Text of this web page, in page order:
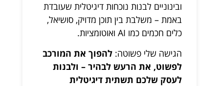
ובינוניים לבנות נוכחות דיגיטלית שעובדת
באמת – משלבת בין תוכן מדויק, סושיאל,
כלים חכמים כמו AI ואוטומציות.
הגישה שלי פשוטה: להפוך את המורכב
לפשוט, את הרעש לבהיר – ולבנות
לעסק שלכם תשתית דיגיטלית